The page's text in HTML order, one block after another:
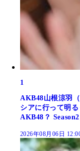
1
AKB48山根涼羽
シアに行って明
AKB48？ Season2
2026年08月06日